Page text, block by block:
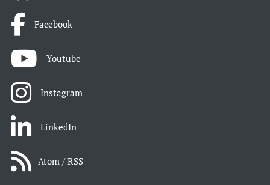
Facebook
Youtube
Instagram
LinkedIn
Atom / RSS